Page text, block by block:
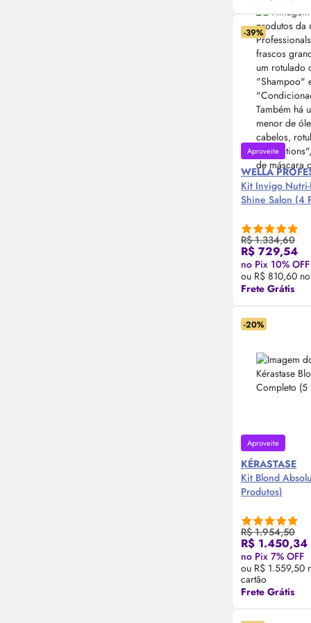
-39%
Aproveite
WELLA
Kit Invigo
Shine Salon (4
R$ 1.334,60
R$ 729,54
no Pix 10% OFF
ou R$ 810,60
Frete Grátis
-20%
Aproveite
KÉRASTASE
Kit Blond
Produtos)
R$ 1.954,50
R$ 1.450,34
no Pix 7% OFF
ou R$ 1.559,50
cartão
Frete Grátis